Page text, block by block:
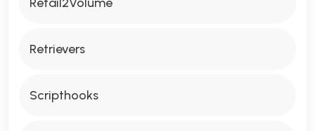
Retrievers
Scripthooks